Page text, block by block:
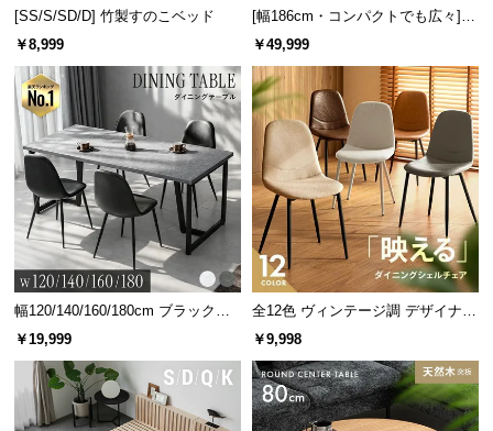
商品サイズ
※単位は「センチメートル」になります
[SS/S/SD/D] 竹製すのこベッド
￥8,999
[幅186cm・コンパクトでも広々] 3
人掛けソファベッド リクライニン
￥49,999
幅120/140/160/180cm ブラックフ
レーム ダイニング 大理石調 4人掛
￥19,999
全12色 ヴィンテージ調 デザイナー
ズシェルチェア
￥9,998